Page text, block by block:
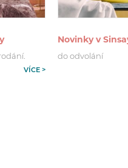
VÍCE >
Novinky v
do odvolání